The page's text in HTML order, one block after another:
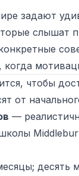
задают
слышат
чтобы
от
—
; десять